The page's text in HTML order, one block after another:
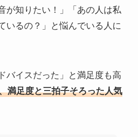
が知りたい！」「あの人は私
いるの？」と悩んでいる人に
バイスだった」と満足度も高
満足度と三拍子そろった人気